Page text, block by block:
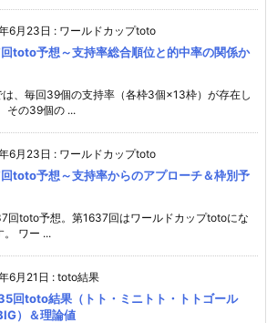
6月23日 : ワールドカップtoto
toto予想～支持率総合順位と的中率の関係か
、毎回39個の支持率（各枠3個×13枠）が存在し
その39個の ...
6月23日 : ワールドカップtoto
toto予想～支持率からのアプローチ＆枠別予
回toto予想。第1637回はワールドカップtotoにな
。 ワー ...
6月21日 : toto結果
回toto結果（トト・ミニトト・トトゴール
）＆理論値